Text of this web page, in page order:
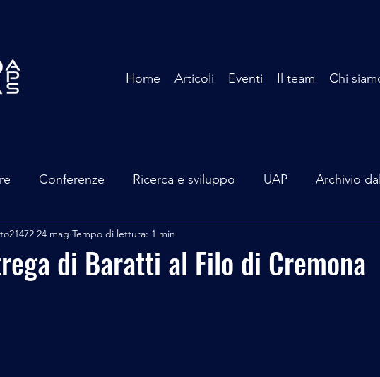
Home Articoli Eventi Il team Chi
Conferenze Ricerca e sviluppo UAP Archivio
- Interviste Mare Mediterraneo
di Baratti al Filo di Cremona
24 mag Tempo di lettura: 1 min